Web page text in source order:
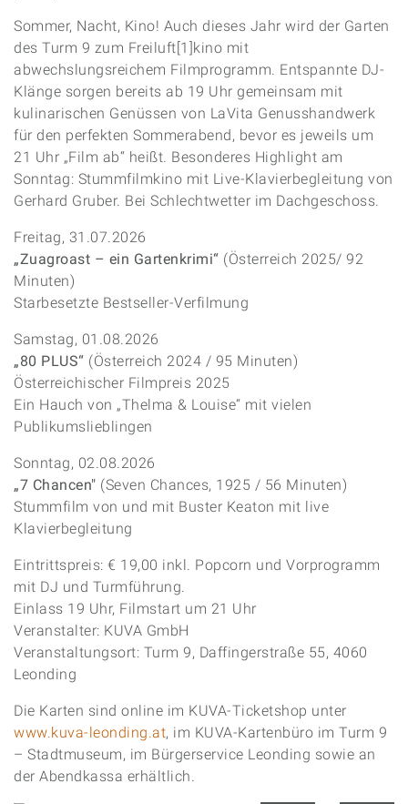
Sommer, Nacht, Kino! Auch dieses Jahr wird der Garten
des Turm 9 zum Freiluft[1]kino mit
abwechslungsreichem Filmprogramm. Entspannte DJ-
Klänge sorgen bereits ab 19 Uhr gemeinsam mit
kulinarischen Genüssen von LaVita Genusshandwerk
für den perfekten Sommerabend, bevor es jeweils um
21 Uhr „Film ab“ heißt. Besonderes Highlight am
Sonntag: Stummfilmkino mit Live-Klavierbegleitung von
Gerhard Gruber. Bei Schlechtwetter im Dachgeschoss.
Freitag, 31.07.2026
„Zuagroast – ein Gartenkrimi“ (Österreich 2025/ 92
Minuten)
Starbesetzte Bestseller-Verfilmung
Samstag, 01.08.2026
„80 PLUS“ (Österreich 2024 / 95 Minuten)
Österreichischer Filmpreis 2025
Ein Hauch von „Thelma & Louise“ mit vielen
Publikumslieblingen
Sonntag, 02.08.2026
„7 Chancen" (Seven Chances, 1925 / 56 Minuten)
Stummfilm von und mit Buster Keaton mit live
Klavierbegleitung
Eintrittspreis: € 19,00 inkl. Popcorn und Vorprogramm
mit DJ und Turmführung.
Einlass 19 Uhr, Filmstart um 21 Uhr
Veranstalter: KUVA GmbH
Veranstaltungsort: Turm 9, Daffingerstraße 55, 4060
Leonding
Die Karten sind online im KUVA-Ticketshop unter
www.kuva-leonding.at, im KUVA-Kartenbüro im Turm 9
– Stadtmuseum, im Bürgerservice Leonding sowie an
der Abendkassa erhältlich.